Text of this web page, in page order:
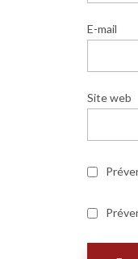
E-mail
Site web